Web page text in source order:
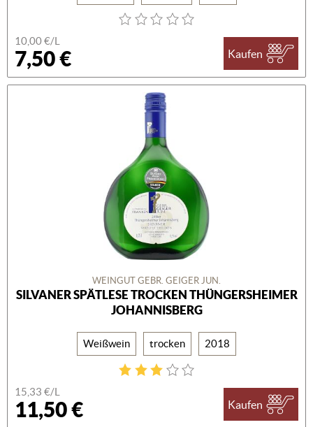
10,00 €/L
7,50 € Kaufen
WEINGUT GEBR. GEIGER JUN.
SILVANER SPÄTLESE TROCKEN THÜNGERSHEIMER
JOHANNISBERG
Weißwein trocken 2018
15,33 €/L
11,50 € Kaufen